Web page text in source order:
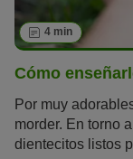
4 min
Cómo
Por muy
morder. En torno
dientecitos listos